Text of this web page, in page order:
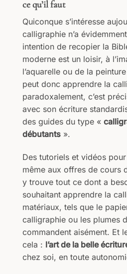
ce qu’il faut
Quiconque s’intéresse
calligraphie n’a
intention de recopier la
moderne est un loisir, à
l’aquarelle ou de la
peut donc apprendre la
paradoxalement, c’est
avec son écriture
des guides du type «
débutants ».
Des tutoriels et vidéos
même aux offres de cours
y trouve tout ce dont a
souhaitant apprendre la
matériaux, tels que le
calligraphie ou les plumes
commandent aisément. Et
cela : l’art de la belle
chez soi, en toute